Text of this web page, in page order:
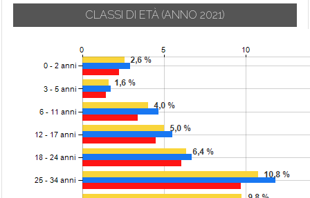
CLASSI DI ETÀ (ANNO 2021)